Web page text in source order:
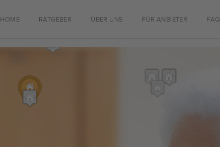
HOME RATGEBER ÜBER UNS FÜR ANBIETER FAQ